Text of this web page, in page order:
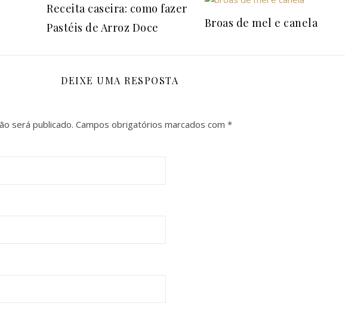
Receita caseira: como fazer
Pastéis de Arroz Doce
Broas de mel e canela
DEIXE UMA RESPOSTA
será publicado. Campos obrigatórios marcados com *